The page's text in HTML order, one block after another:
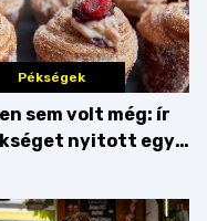
Pékségek
sem volt még: ír
nyitott egy